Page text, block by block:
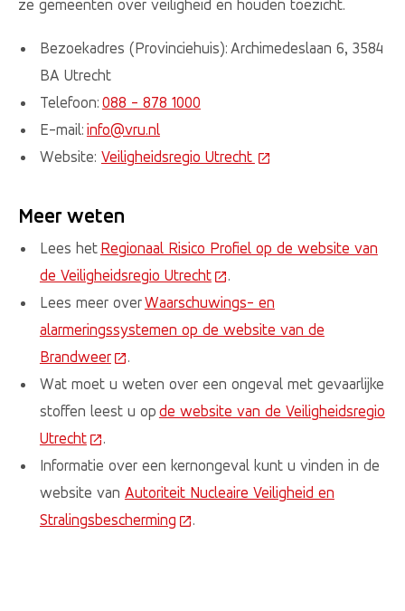
ze gemeenten over veiligheid en houden toezicht.
Bezoekadres (Provinciehuis): Archimedeslaan 6, 3584
BA Utrecht
Telefoon: 088 - 878 1000
E-mail: info@vru.nl
Website: Veiligheidsregio Utrecht (Deze link gaat naar
Meer weten
Lees het Regionaal Risico Profiel op de website van
de Veiligheidsregio Utrecht(Deze link gaat naar een
.
Lees meer overWaarschuwings- en
alarmeringssystemen op de website van de
Brandweer(Deze link gaat naar een externe website)
.
Wat moet u weten over een ongeval met gevaarlijke
stoffen leest u op de website van de Veiligheidsregio
Utrecht(Deze link gaat naar een externe website)
.
Informatie over een kernongeval kunt u vinden in de
website van Autoriteit Nucleaire Veiligheid en
Stralingsbescherming (Deze link gaat naar een externe
.